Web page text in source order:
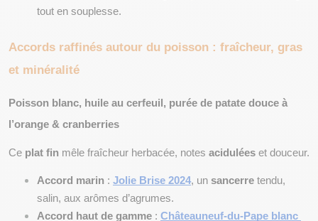
tout en souplesse.
Accords raffinés autour du poisson : fraîcheur, gras
et minéralité
Poisson blanc, huile au cerfeuil, purée de patate douce à
l’orange & cranberries
Ce plat fin mêle fraîcheur herbacée, notes acidulées et douceur.
Accord marin : Jolie Brise 2024, un sancerre tendu,
salin, aux arômes d’agrumes.
Accord haut de gamme : Châteauneuf-du-Pape blanc